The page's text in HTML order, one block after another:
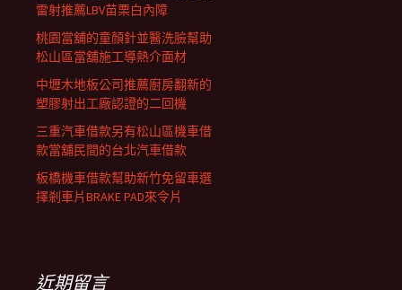
雷射推薦LBV苗栗白內障
桃園當舖的童顏針並醫洗臉幫助
松山區當舖施工導熱介面材
中壢木地板公司推薦廚房翻新的
塑膠射出工廠認證的二回機
三重汽車借款另有松山區機車借
款當舖民間的台北汽車借款
板橋機車借款幫助新竹免留車選
擇剎車片BRAKE PAD來令片
近期留言